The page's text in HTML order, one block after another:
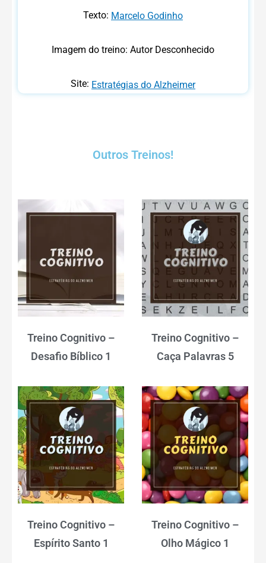
Texto: Marcelo Godinho
Imagem do treino: Autor Desconhecido
Site: Estratégias do Alzheimer
Outros Treinos!
Treino Cognitivo –
Desafio Bíblico 1
Treino Cognitivo –
Caça Palavras 5
Treino Cognitivo –
Espírito Santo 1
Treino Cognitivo –
Olho Mágico 1